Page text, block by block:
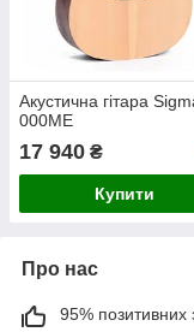
Акустична гітара
000ME
17 940 ₴
Купити
Про нас
95% позитивних